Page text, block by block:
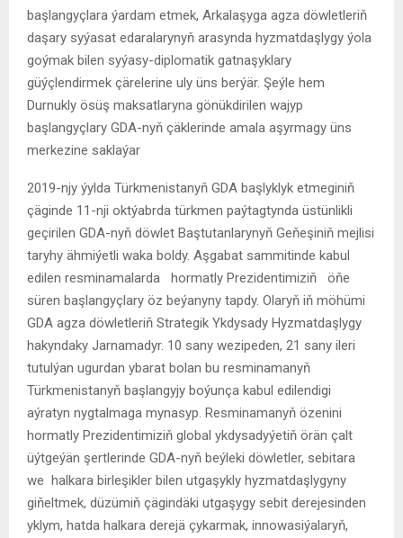
başlangyçlara ýardam etmek, Arkalaşyga agza döwletleriň
daşary syýasat edaralarynyň arasynda hyzmatdaşlygy ýola
goýmak bilen syýasy-diplomatik gatnaşyklary
güýçlendirmek çärelerine uly üns berýär. Şeýle hem
Durnukly ösüş maksatlaryna gönükdirilen wajyp
başlangyçlary GDA-nyň çäklerinde amala aşyrmagy üns
merkezine saklaýar
2019-njy ýylda Türkmenistanyň GDA başlyklyk etmeginiň
çäginde 11-nji oktýabrda türkmen paýtagtynda üstünlikli
geçirilen GDA-nyň döwlet Baştutanlarynyň Geňeşiniň mejlisi
taryhy ähmiýetli waka boldy. Aşgabat sammitinde kabul
edilen resminamalarda hormatly Prezidentimiziň öňe
süren başlangyçlary öz beýanyny tapdy. Olaryň iň möhümi
GDA agza döwletleriň Strategik Ykdysady Hyzmatdaşlygy
hakyndaky Jarnamadyr. 10 sany wezipeden, 21 sany ileri
tutulýan ugurdan ybarat bolan bu resminamanyň
Türkmenistanyň başlangyjy boýunça kabul edilendigi
aýratyn nygtalmaga mynasyp. Resminamanyň özenini
hormatly Prezidentimiziň global ykdysadyýetiň örän çalt
üýtgeýän şertlerinde GDA-nyň beýleki döwletler, sebitara
we halkara birleşikler bilen utgaşykly hyzmatdaşlygyny
giňeltmek, düzümiň çägindäki utgaşygy sebit derejesinden
yklym, hatda halkara derejä çykarmak, innowasiýalaryň,